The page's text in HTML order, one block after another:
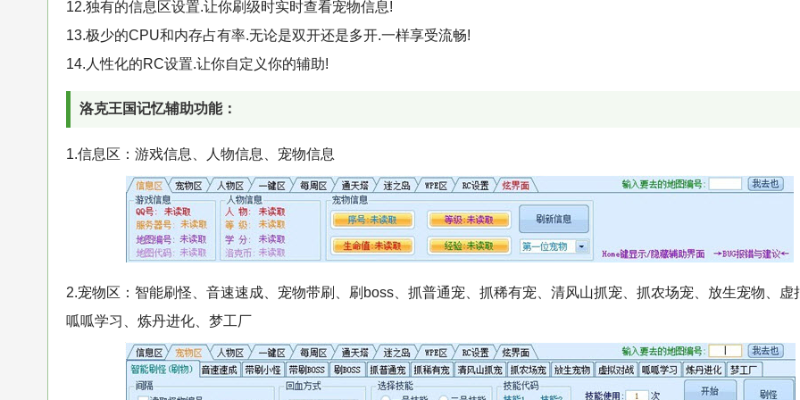
12.独有的信息区设置.让你刷级时实时查看宠物信息!
13.极少的CPU和内存占有率.无论是双开还是多开.一样享受流畅!
14.人性化的RC设置.让你自定义你的辅助!
洛克王国记忆辅助功能：
1.信息区：游戏信息、人物信息、宠物信息
2.宠物区：智能刷怪、音速速成、宠物带刷、刷boss、抓普通宠、抓稀有宠、清风山抓宠、抓农场宠、放生宠物、虚
呱呱学习、炼丹进化、梦工厂